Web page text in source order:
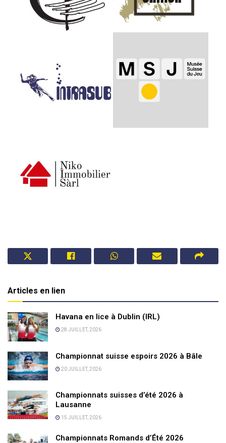
Articles en lien
Havana en lice à Dublin (IRL)
28 JUILLET, 2026
Championnat suisse espoirs 2026 à Bâle
20 JUILLET, 2026
Championnats suisses d’été 2026 à
Lausanne
15 JUILLET, 2026
Championnats Romands d’Été 2026